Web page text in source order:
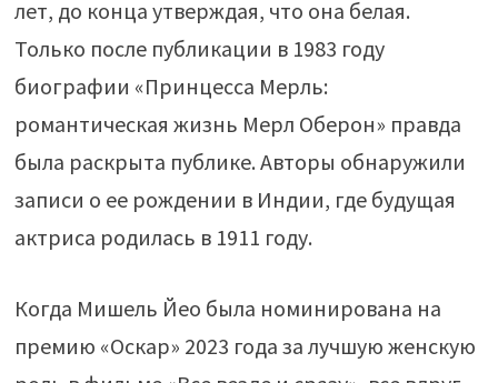
лет, до конца утверждая, что она белая.
Только после публикации в 1983 году
биографии «Принцесса Мерль:
романтическая жизнь Мерл Оберон» правда
была раскрыта публике. Авторы обнаружили
записи о ее рождении в Индии, где будущая
актриса родилась в 1911 году.
Когда Мишель Йео была номинирована на
премию «Оскар» 2023 года за лучшую женскую